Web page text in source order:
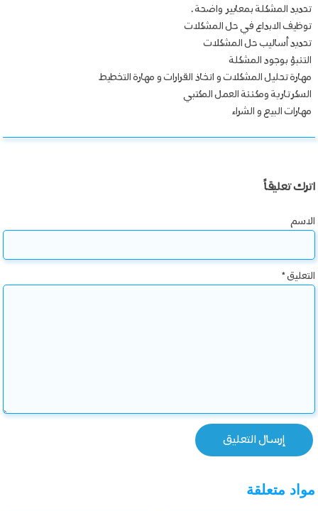
تحديد المشكلة بمعايير واضحة .
توظيف الابداع في حل المشكلات
تحديد أساليب حل المشكلات
التنبؤ بوجود المشكلة
مهارة تحليل المشكلات و اتخاذ القرارات و مهارة التخطيط
السكرتارية ومكننة العمل المكتبي
مهارات البيع و الشراء
اترك تعليقاً
الاسم
التعليق*
مواد متعلقة